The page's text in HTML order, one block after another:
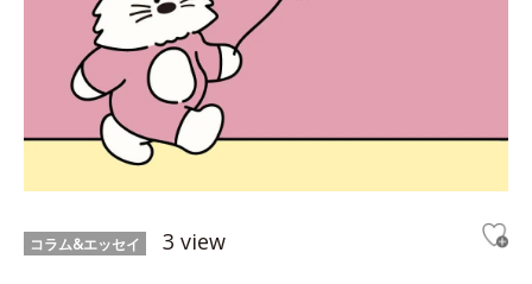
コラム&エッセイ 3 view